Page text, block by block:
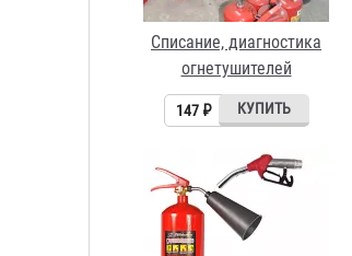
Перезарядка огнетушителей
ОУ-3
266 ₽